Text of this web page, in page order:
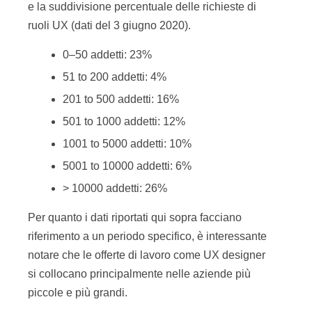
e la suddivisione percentuale delle richieste di
ruoli UX (dati del 3 giugno 2020).
0–50 addetti: 23%
51 to 200 addetti: 4%
201 to 500 addetti: 16%
501 to 1000 addetti: 12%
1001 to 5000 addetti: 10%
5001 to 10000 addetti: 6%
> 10000 addetti: 26%
Per quanto i dati riportati qui sopra facciano
riferimento a un periodo specifico, è interessante
notare che le offerte di lavoro come UX designer
si collocano principalmente nelle aziende più
piccole e più grandi.